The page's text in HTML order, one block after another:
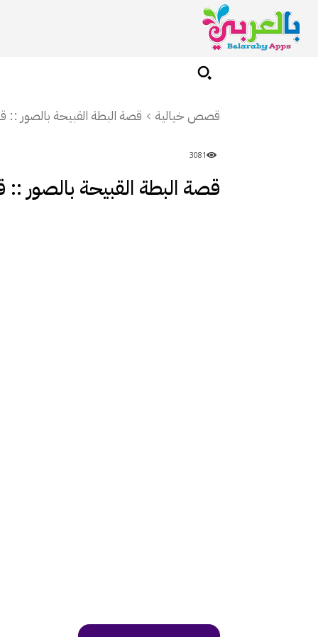
قصص خيالية قصة البطة القبيحة بالصور
3081
قصة البطة القبيحة بالصور